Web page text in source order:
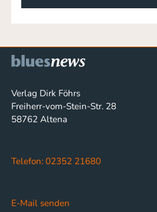
Verlag Dirk Föhrs
Freiherr-vom-Stein-Str. 28
58762 Altena
Telefon: 02352 21680
E-Mail senden